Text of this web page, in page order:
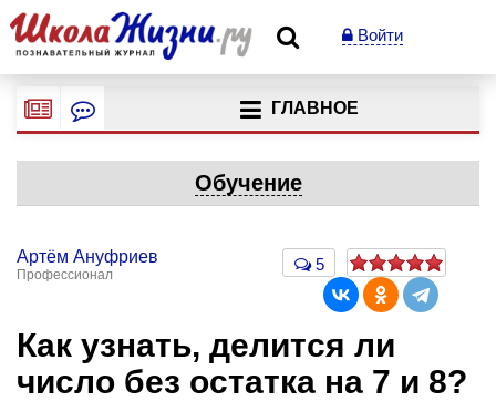
Войти
ГЛАВНОЕ
Обучение
Артём Ануфриев
Профессионал
5
Как узнать, делится ли
число без остатка на 7 и 8?